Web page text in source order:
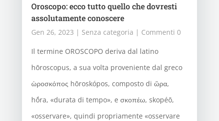
Oroscopo: ecco tutto quello che dovresti
assolutamente conoscere
Gen 26, 2023 | Senza categoria | Commenti 0
Il termine OROSCOPO deriva dal latino
hōroscopus, a sua volta proveniente dal greco
ὡροσκόπος hōroskópos, composto di ὥρα,
hṓra, «durata di tempo», e σκοπέω, skopéō,
«osservare», quindi propriamente «osservare